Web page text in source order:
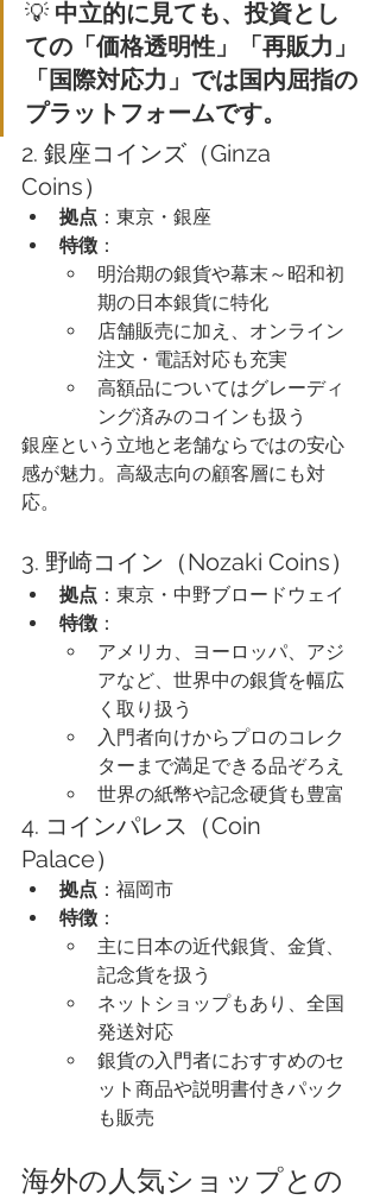
💡 中立的に見ても、投資とし
ての「価格透明性」「再販力」
「国際対応力」では国内屈指の
プラットフォームです。
2. 銀座コインズ（Ginza
Coins）
拠点 ：東京・銀座
特徴 ：
明治期の銀貨や幕末～昭和初
期の日本銀貨に特化
店舗販売に加え、オンライン
注文・電話対応も充実
高額品についてはグレーディ
ング済みのコインも扱う
銀座という立地と老舗ならではの安心
感が魅力。高級志向の顧客層にも対
応。
3. 野崎コイン（Nozaki Coins）
拠点 ：東京・中野ブロードウェイ
特徴 ：
アメリカ、ヨーロッパ、アジ
アなど、世界中の銀貨を幅広
く取り扱う
入門者向けからプロのコレク
ターまで満足できる品ぞろえ
世界の紙幣や記念硬貨も豊富
4. コインパレス（Coin
Palace）
拠点 ：福岡市
特徴 ：
主に日本の近代銀貨、金貨、
記念貨を扱う
ネットショップもあり、全国
発送対応
銀貨の入門者におすすめのセ
ット商品や説明書付きパック
も販売
海外の人気ショップとの